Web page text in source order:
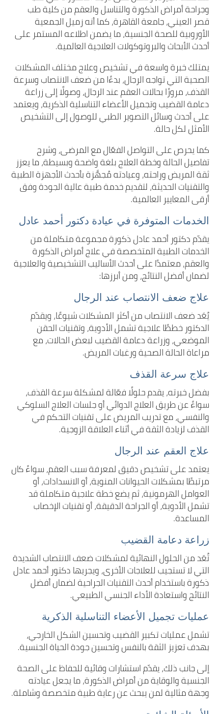
وجراحة أمراض الذكورة والتناسل والعقم من كلية طب
قصر العيني، جامعة القاهرة، كما أنه زميل الجمعية
الأوروبية للصحة الجنسية، ما يضمن اطلاعه المستمر على
أحدث الأبحاث والبروتوكولات العلاجية العالمية.
يمتلك خبرة واسعة في تشخيص وعلاج مختلف المشكلات
الصحية التي تواجه الرجال، بدءًا من ضعف الانتصاب وسرعة
القذف، مرورًا بحالات العقم عند الرجال، وصولًا إلى زراعة
دعامة القضيب وتجميل الأعضاء التناسلية الذكرية، ويعتمد
على أحدث وسائل التصوير الطبي للوصول إلى التشخيص
الأمثل لكل حالة.
كما يحرص على التواصل الفعّال مع المرضى، وشرح
تفاصيل الحالة وخطة العلاج بلغة واضحة وبسيطة، ما يعزز
ثقة المريض وراحته، وعيادته مُجهَّزة بأحدث الأجهزة الطبية
والتقنيات الحديثة، لتقديم خدمة طبية عالية الجودة وفق
أرقى المعايير العالمية.
الخدمات المتوفرة في عيادة دكتور أحمد عادل
يقدّم دكتور أحمد عادل ذكورة مجموعة متكاملة من
الخدمات الطبية المتخصصة في علاج أمراض الذكورة
والعقم، معتمدًا على أحدث الأساليب التشخيصية والعلاجية
لضمان أفضل النتائج، ومن أبرزها:
علاج ضعف الانتصاب عند الرجال
يُعَد ضعف الانتصاب من أكثر المشكلات شيوعًا، ويقدّم
الدكتور خططًا علاجية تشمل الأدوية، وتقنيات الحقن
الموضعي، وزراعة دعامة القضيب لبعض الحالات، مع
مراعاة الحالة الصحية ورغبات المريض.
علاج سرعة القذف
بفضل خبرته، يقدم حلولًا فعّالة لمشكلة سرعة القذف،
سواءً عن طريق العلاج الدوائي أو جلسات العلاج السلوكي
والنفسي، مع تدريب المريض على تقنيات التحكم في
القذف لزيادة الثقة في أثناء العلاقة الزوجية.
علاج العقم عند الرجال
يعتمد على تشخيص دقيق لمعرفة سبب العقم، سواءً كان
مرتبطًا بمشكلات الحيوانات المنوية، أو الانسدادات، أو
العوامل الهرمونية، ثم يضع خطة علاجية متكاملة قد
تشمل الأدوية، أو الجراحة الدقيقة، أو تقنيات الإخصاب
المساعدة.
زراعة دعامة القضيب
تُعَد من الحلول النهائية لمشكلات ضعف الانتصاب الشديدة
التي لا تستجيب للعلاجات الأخرى، ويجريها دكتور أحمد عادل
ذكورة باستخدام أحدث التقنيات الجراحية لضمان أفضل
النتائج واستعادة الأداء الجنسي الطبيعي.
عمليات تجميل الأعضاء التناسلية الذكرية
تشمل عمليات تكبير القضيب وتحسين الشكل الخارجي،
بهدف تعزيز الثقة بالنفس وتحسين جودة الحياة الجنسية.
إلى جانب ذلك، يقدّم استشارات وقائية للحفاظ على الصحة
الجنسية والوقاية من أمراض الذكورة، ما يجعل عيادته
وجهة مثالية لمن يبحث عن رعاية طبية متخصصة وشاملة.